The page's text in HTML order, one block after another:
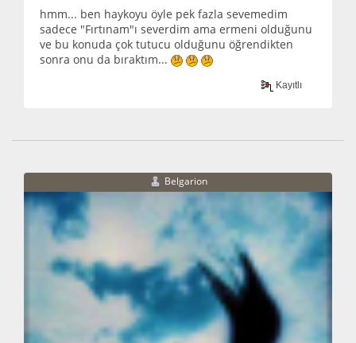
hmm... ben haykoyu öyle pek fazla sevemedim
sadece "Fırtınam"ı severdim ama ermeni olduğunu
ve bu konuda çok tutucu olduğunu öğrendikten
sonra onu da bıraktım...
Kayıtlı
Belgarion